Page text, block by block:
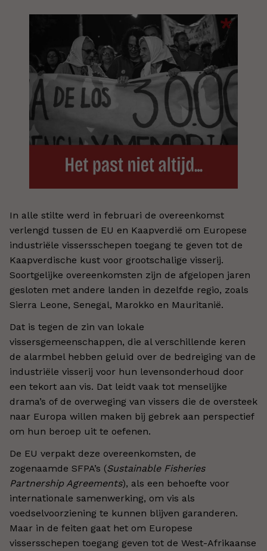
In alle stilte werd in februari de overeenkomst
verlengd tussen de EU en Kaapverdië om Europese
industriële vissersschepen toegang te geven tot de
Kaapverdische kust voor grootschalige visserij.
Soortgelijke overeenkomsten zijn de afgelopen jaren
gesloten met andere landen in dezelfde regio, zoals
Sierra Leone, Senegal, Marokko en Mauritanië.
Dat is tegen de zin van lokale
vissersgemeenschappen, die al verschillende keren
de alarmbel hebben geluid over de bedreiging van de
industriële visserij voor hun levensonderhoud door
een tekort aan vis. Dat leidt vaak tot menselijke
drama’s of de overweging van vissers die de oversteek
naar Europa willen maken bij gebrek aan perspectief
om hun beroep uit te oefenen.
De EU verpakt deze overeenkomsten, de
zogenaamde SFPA’s (Sustainable Fisheries
Partnership Agreements), als een behoefte voor
internationale samenwerking, om vis als
voedselvoorziening te kunnen blijven garanderen.
Maar in de feiten gaat het om Europese
vissersschepen toegang geven tot de West-Afrikaanse